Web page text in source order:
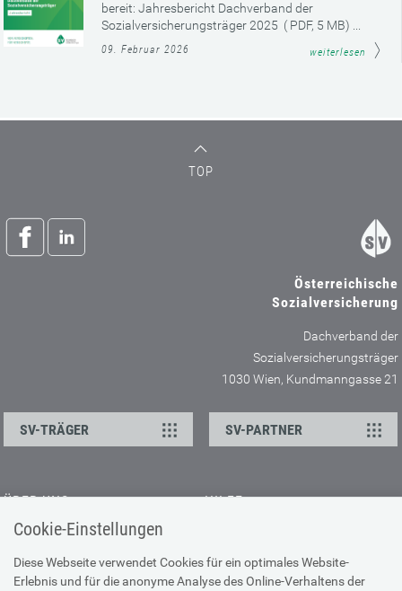
Cookie-Einstellungen
Diese Webseite verwendet Cookies für ein optimales Website-
Erlebnis und für die anonyme Analyse des Online-Verhaltens der
bereit: Jahresbericht Dachverband der
Sozialversicherungsträger 2025 ( PDF, 5 MB) ...
09. Februar 2026 weiterlesen
TOP
Österreichische
Sozialversicherung
Dachverband der
Sozialversicherungsträger
1030 Wien, Kundmanngasse 21
SV-TRÄGER SV-PARTNER
ÜBER UNS
Kontakt
Offene Stellen
Presse
HILFE
Browser-Info & Sicherheit
Hilfe zur Suche